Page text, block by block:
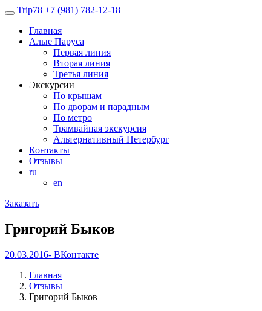
Trip78 +7 (981) 782-12-18
Главная
Алые Паруса
Первая линия
Вторая линия
Третья линия
Экскурсии
По крышам
По дворам и парадным
По метро
Трамвайная экскурсия
Альтернативный Петербург
Контакты
Отзывы
ru
en
Заказать
Григорий Быков
20.03.2016- ВКонтакте
Главная
Отзывы
Григорий Быков